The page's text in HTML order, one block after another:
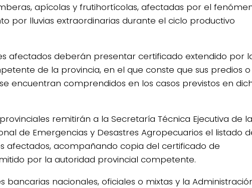
apícolas y frutihortícolas, afectadas por el
por lluvias extraordinarias durante el ciclo productivo
afectados deberán presentar certificado extendido por
de la provincia, en el que conste que sus predios o
encuentran comprendidos en los casos previstos en
remitirán a la Secretaría Técnica Ejecutiva de la
de Emergencias y Desastres Agropecuarios el listado
afectados, acompañando copia del certificado de
por la autoridad provincial competente.
bancarias nacionales, oficiales o mixtas y la